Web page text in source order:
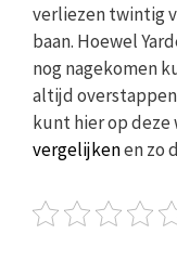
verliezen twintig
baan. Hoewel
nog nagekomen
altijd overstappen
kunt hier op deze
vergelijkenen zo